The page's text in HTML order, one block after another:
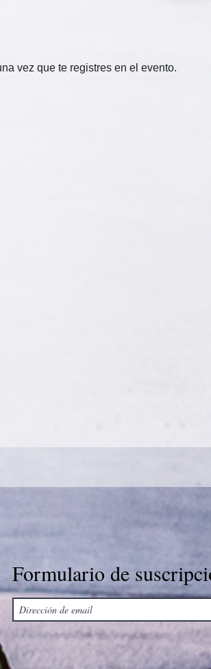
vez que te registres en el evento.
Formulario de